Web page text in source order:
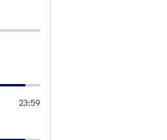
23:59